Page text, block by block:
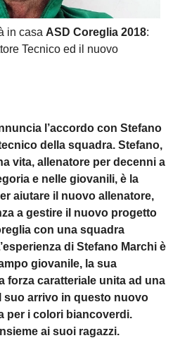
in casa ASD Coreglia 2018:
Tecnico ed il nuovo
l’accordo con Stefano
della squadra. Stefano,
vita, allenatore per decenni a
e nelle giovanili, è la
aiutare il nuovo allenatore,
a gestire il nuovo progetto
con una squadra
di Stefano Marchi è
giovanile, la sua
forza caratteriale unita ad una
suo arrivo in questo nuovo
per i colori biancoverdi.
ai suoi ragazzi.